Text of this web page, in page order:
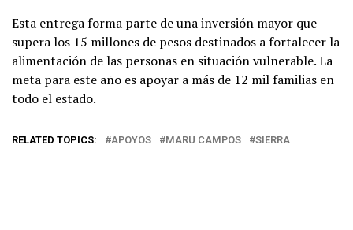
Esta entrega forma parte de una inversión mayor que
supera los 15 millones de pesos destinados a fortalecer la
alimentación de las personas en situación vulnerable. La
meta para este año es apoyar a más de 12 mil familias en
todo el estado.
RELATED TOPICS: APOYOS MARU CAMPOS SIERRA